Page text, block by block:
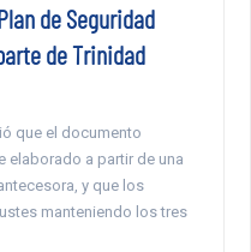
de Seguridad
de Trinidad
que el documento
elaborado a partir de una
y que los
manteniendo los tres